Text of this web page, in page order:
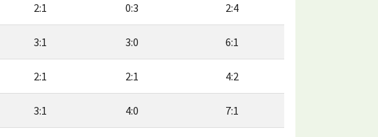
2:1 0:3 2:4
3:1 3:0 6:1
2:1 2:1 4:2
3:1 4:0 7:1